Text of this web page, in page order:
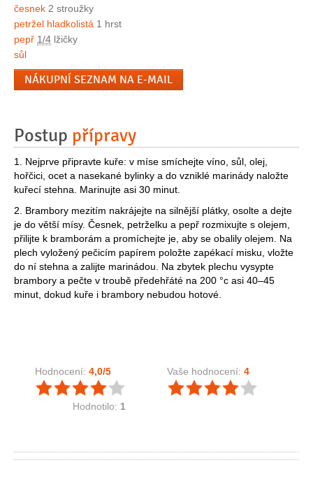
česnek 2 stroužky
petržel hladkolistá 1 hrst
pepř 1/4 lžičky
sůl
NÁKUPNÍ SEZNAM NA E-MAIL
Postup přípravy
1. Nejprve připravte kuře: v míse smíchejte víno, sůl, olej,
hořčici, ocet a nasekané bylinky a do vzniklé marinády naložte
kuřecí stehna. Marinujte asi 30 minut.
2. Brambory mezitím nakrájejte na silnější plátky, osolte a dejte
je do větší mísy. Česnek, petrželku a pepř rozmixujte s olejem,
přilijte k bramborám a promíchejte je, aby se obalily olejem. Na
plech vyložený pečicím papírem položte zapékací misku, vložte
do ní stehna a zalijte marinádou. Na zbytek plechu vysypte
brambory a pečte v troubě předehřáté na 200 °c asi 40–45
minut, dokud kuře i brambory nebudou hotové.
Hodnocení: 4,0/5
Hodnotilo: 1
Vaše hodnocení: 4